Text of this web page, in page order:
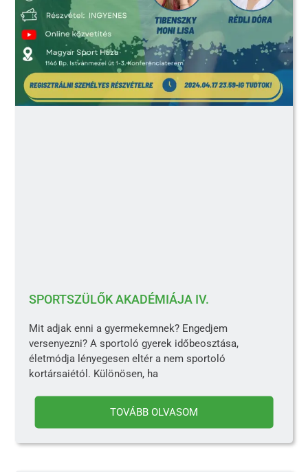
SPORTSZÜLŐK AKADÉMIÁJA IV.
Mit adjak enni a gyermekemnek? Engedjem
versenyezni? A sportoló gyerek időbeosztása,
életmódja lényegesen eltér a nem sportoló
kortársaiétól. Különösen, ha
TOVÁBB OLVASOM